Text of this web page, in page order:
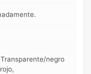
negro